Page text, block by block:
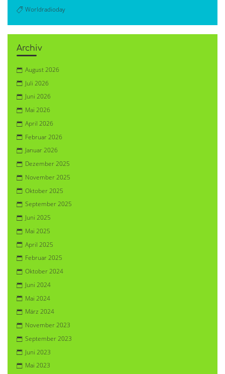
Worldradioday
Archiv
August 2026
Juli 2026
Juni 2026
Mai 2026
April 2026
Februar 2026
Januar 2026
Dezember 2025
November 2025
Oktober 2025
September 2025
Juni 2025
Mai 2025
April 2025
Februar 2025
Oktober 2024
Juni 2024
Mai 2024
März 2024
November 2023
September 2023
Juni 2023
Mai 2023